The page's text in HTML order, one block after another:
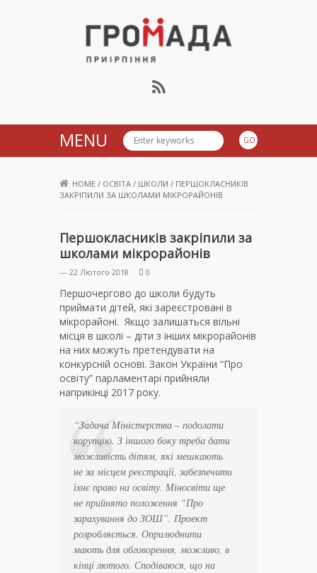
Громада Приірпіння
MENU
HOME / ОСВІТА / ШКОЛИ / ПЕРШОКЛАСНИКІВ
ЗАКРІПИЛИ ЗА ШКОЛАМИ МІКРОРАЙОНІВ
Першокласників закріпили за
школами мікрорайонів
— 22 Лютого 2018 0
Першочергово до школи будуть
приймати дітей, які зареєстровані в
мікрорайоні. Якщо залишаться вільні
місця в школі – діти з інших мікрорайонів
на них можуть претендувати на
конкурсній основі. Закон України “Про
освіту” парламентарі прийняли
наприкінці 2017 року.
“Задача Міністерства – подолати
корупцію. З іншого боку треба дати
можливість дітям, які мешкають
не за місцем реєстрації, забезпечити
їхнє право на освіту. Міносвіти ще
не прийнято положення “Про
зарахування до ЗОШ”. Проект
розробляється. Оприлюднити
мають для обговорення, можливо, в
кінці лютого. Сподіваюся, що на